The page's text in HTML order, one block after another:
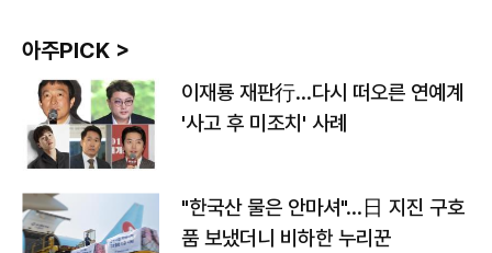
아주PICK >
이재룡 재판行…다시 떠오른 연예계
'사고 후 미조치' 사례
"한국산 물은 안마셔"…日 지진 구호
품 보냈더니 비하한 누리꾼